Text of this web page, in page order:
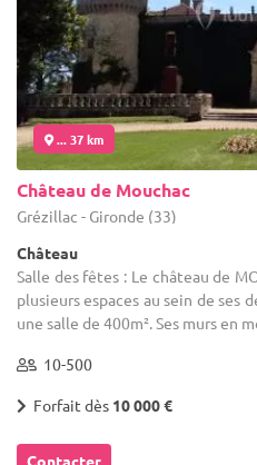
... 37 km
Château de Mouchac
Grézillac - Gironde (33)
Château
Salle des fêtes : Le château de
plusieurs espaces au sein de ses
une salle de 400m². Ses murs en
10-500
Forfait dès 10 000 €
Contacter